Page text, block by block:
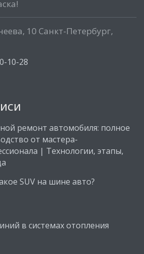
10 Санкт-Петербург,
10-28
ремонт автомобиля: полное
от мастера-
| Технологии, этапы,
SUV на шине авто?
в системах отопления